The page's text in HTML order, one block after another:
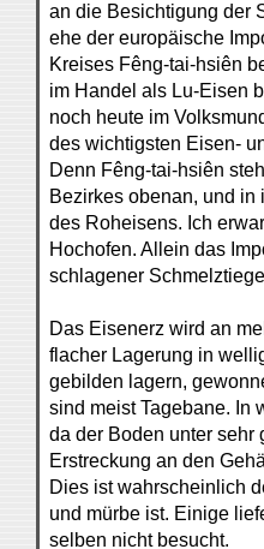
an die Besichtigung der
ehe der europäische
Kreises Fêng-tai-hsiên
im Handel als Lu-Eisen
noch heute im
des wichtigsten Eisen-
Denn Fêng-tai-hsiên
Bezirkes obenan, und in
des Roheisens. Ich
Hochofen. Allein das
schlagener
Das Eisenerz wird an
flacher Lagerung in
gebilden lagern,
sind meist Tagebane. In
da der Boden unter sehr
Erstreckung an den
Dies ist wahrscheinlich
und mürbe ist. Einige
selben nicht besucht.